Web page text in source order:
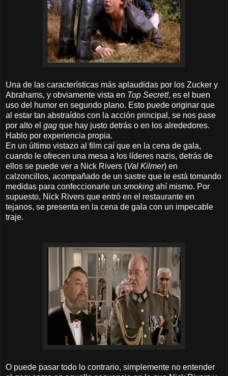
Una de las características más aplaudidas por los Zucker y
Abrahams, y obviamente vista en Top Secret!, es el buen
uso del humor en segundo plano. Esto puede originar que
al estar tan abstraídos con la acción principal, se nos pase
por alto el gag que hay justo detrás o en los alrededores.
Hablo por experiencia propia.
En un último vistazo al film caí que en la cena de gala,
cuando le ofrecen una mesa a los líderes nazis, detrás de
ellos se puede ver a Nick Rivers (Val Kilmer) en
calzoncillos, acompañado de un sastre que le está tomando
medidas para confeccionarle un smoking ahí mismo. Por
supuesto, Nick Rivers que entró en el restaurante en
tejanos, se presenta en la cena de gala con un impecable
traje.
O puede pasar todo lo contrario, simplemente no entender